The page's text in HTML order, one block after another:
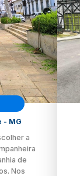
- MG
a
de
Nos